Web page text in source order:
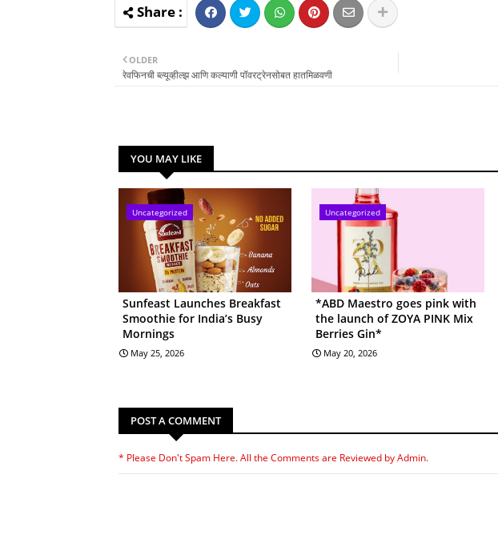
OLDER
रेवफिनची ब्‍ल्‍यूव्‍हील्‍झ आणि कल्‍याणी पॉवरट्रेनसोबत हातमिळवणी
YOU MAY LIKE
Uncategorized
Sunfeast Launches Breakfast
Smoothie for India’s Busy
Mornings
May 25, 2026
Uncategorized
*ABD Maestro goes pink with
the launch of ZOYA PINK Mix
Berries Gin*
May 20, 2026
POST A COMMENT
* Please Don't Spam Here. All the Comments are Reviewed by Admin.